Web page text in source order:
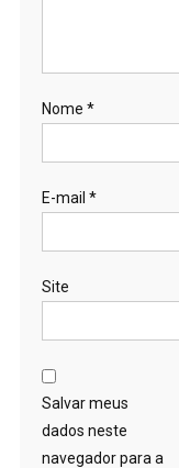
Nome *
E-mail *
Site
Salvar meus
dados neste
navegador para a